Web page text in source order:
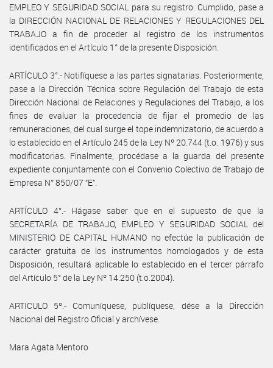
EMPLEO Y SEGURIDAD SOCIAL para su registro. Cumplido, pase a
la DIRECCIÓN NACIONAL DE RELACIONES Y REGULACIONES DEL
TRABAJO a fin de proceder al registro de los instrumentos
identificados en el Artículo 1° de la presente Disposición.
ARTÍCULO 3°.- Notifíquese a las partes signatarias. Posteriormente,
pase a la Dirección Técnica sobre Regulación del Trabajo de esta
Dirección Nacional de Relaciones y Regulaciones del Trabajo, a los
fines de evaluar la procedencia de fijar el promedio de las
remuneraciones, del cual surge el tope indemnizatorio, de acuerdo a
lo establecido en el Artículo 245 de la Ley Nº 20.744 (t.o. 1976) y sus
modificatorias. Finalmente, procédase a la guarda del presente
expediente conjuntamente con el Convenio Colectivo de Trabajo de
Empresa N° 850/07 “E”.
ARTÍCULO 4°.- Hágase saber que en el supuesto de que la
SECRETARÍA DE TRABAJO, EMPLEO Y SEGURIDAD SOCIAL del
MINISTERIO DE CAPITAL HUMANO no efectúe la publicación de
carácter gratuita de los instrumentos homologados y de esta
Disposición, resultará aplicable lo establecido en el tercer párrafo
del Artículo 5° de la Ley Nº 14.250 (t.o.2004).
ARTICULO 5º.- Comuníquese, publíquese, dése a la Dirección
Nacional del Registro Oficial y archívese.
Mara Agata Mentoro